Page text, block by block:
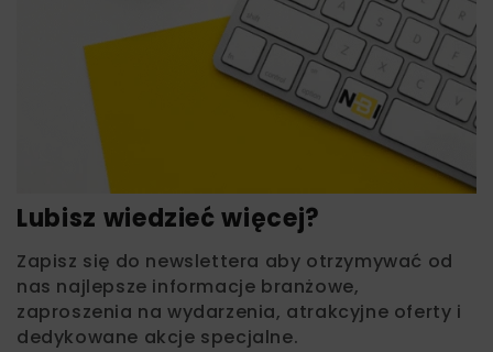
Lubisz wiedzieć więcej?
Zapisz się do newslettera aby otrzymywać od
nas najlepsze informacje branżowe,
zaproszenia na wydarzenia, atrakcyjne oferty i
dedykowane akcje specjalne.